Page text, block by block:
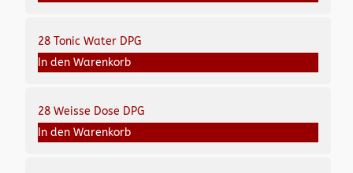
28 Tonic Water DPG
In den Warenkorb
28 Weisse Dose DPG
In den Warenkorb